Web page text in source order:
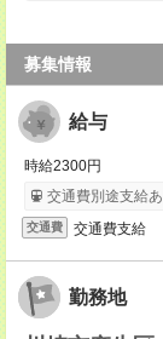
募集情報
給与
時給2300円
交通費別途支給あ
交通費 交通費支給
勤務地